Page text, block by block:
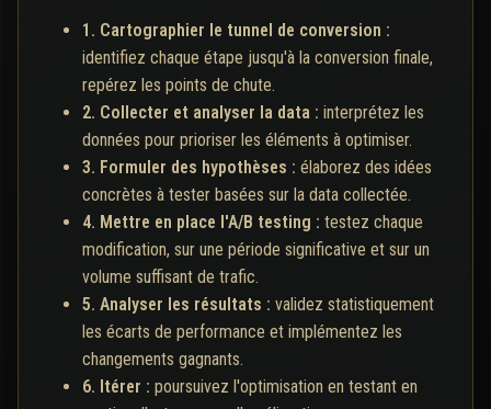
1. Cartographier le tunnel de conversion :
identifiez chaque étape jusqu'à la conversion finale,
repérez les points de chute.
2. Collecter et analyser la data : interprétez les
données pour prioriser les éléments à optimiser.
3. Formuler des hypothèses : élaborez des idées
concrètes à tester basées sur la data collectée.
4. Mettre en place l'A/B testing : testez chaque
modification, sur une période significative et sur un
volume suffisant de trafic.
5. Analyser les résultats : validez statistiquement
les écarts de performance et implémentez les
changements gagnants.
6. Itérer : poursuivez l'optimisation en testant en